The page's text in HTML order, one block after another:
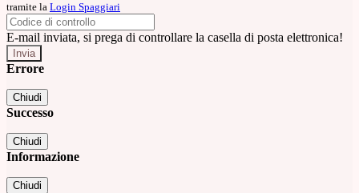
tramite la Login Spaggiari
E-mail inviata, si prega di controllare la casella di posta elettronica!
Errore
Chiudi
Successo
Chiudi
Informazione
Chiudi